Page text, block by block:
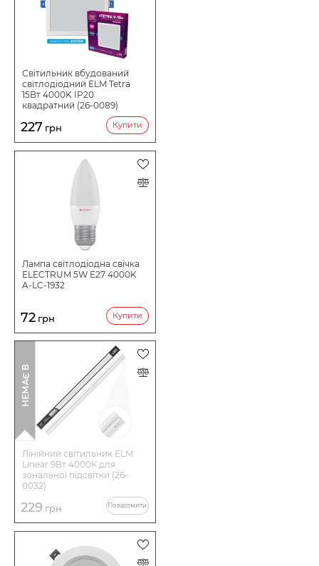
Світильник вбудований
світлодіодний ELM Tetra
15Вт 4000K IP20
квадратний (26-0089)
227 грн Купити
Лампа світлодіодна свічка
ELECTRUM 5W E27 4000K
A-LC-1932
72 грн Купити
Лінійний світильник ELM
Linear 9Вт 4000К для
зональної підсвітки (26-
0032)
229 грн Повідомити
Н
Е
М
А
Є
В
Н
А
Я
В
Н
О
С
Т